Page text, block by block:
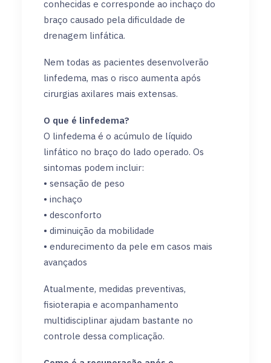
conhecidas e corresponde ao inchaço do
braço causado pela dificuldade de
drenagem linfática.
Nem todas as pacientes desenvolverão
linfedema, mas o risco aumenta após
cirurgias axilares mais extensas.
O que é linfedema?
O linfedema é o acúmulo de líquido
linfático no braço do lado operado. Os
sintomas podem incluir:
• sensação de peso
• inchaço
• desconforto
• diminuição da mobilidade
• endurecimento da pele em casos mais
avançados
Atualmente, medidas preventivas,
fisioterapia e acompanhamento
multidisciplinar ajudam bastante no
controle dessa complicação.